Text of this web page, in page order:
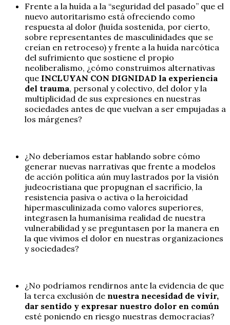
Frente a la huída a la “seguridad del pasado” que el
nuevo autoritarismo está ofreciendo como
respuesta al dolor (huída sostenida, por cierto,
sobre representantes de masculinidades que se
creían en retroceso) y frente a la huída narcótica
del sufrimiento que sostiene el propio
neoliberalismo, ¿cómo construimos alternativas
que INCLUYAN CON DIGNIDAD la experiencia
del trauma, personal y colectivo, del dolor y la
multiplicidad de sus expresiones en nuestras
sociedades antes de que vuelvan a ser empujadas a
los márgenes?
¿No deberíamos estar hablando sobre cómo
generar nuevas narrativas que frente a modelos
de acción política aún muy lastrados por la visión
judeocristiana que propugnan el sacrificio, la
resistencia pasiva o activa o la heroicidad
hipermasculinizada como valores superiores,
integrasen la humanísima realidad de nuestra
vulnerabilidad y se preguntasen por la manera en
la que vivimos el dolor en nuestras organizaciones
y sociedades?
¿No podríamos rendirnos ante la evidencia de que
la terca exclusión de nuestra necesidad de vivir,
dar sentido y expresar nuestro dolor en común
esté poniendo en riesgo nuestras democracias?